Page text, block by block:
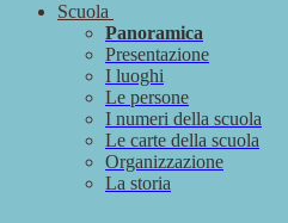
Scuola
Panoramica
Presentazione
I luoghi
Le persone
I numeri della scuola
Le carte della scuola
Organizzazione
La storia